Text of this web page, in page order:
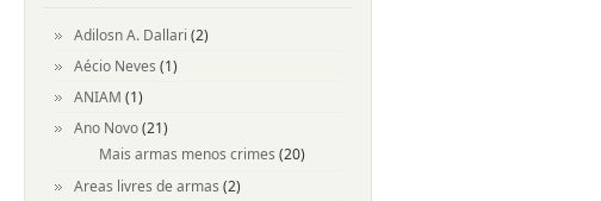
Adilosn A. Dallari (2)
Aécio Neves (1)
ANIAM (1)
Ano Novo(21)
Mais armas menos crimes (20)
Areas livres de armas (2)